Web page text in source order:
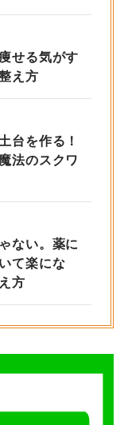
せる気がす
え方
台を作る！
法のスクワ
ない。薬に
て楽にな
方